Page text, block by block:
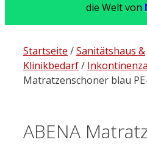
die Welt von
Startseite /Sanitätshaus &
Klinikbedarf/
Matratzenschoner blau
ABENA